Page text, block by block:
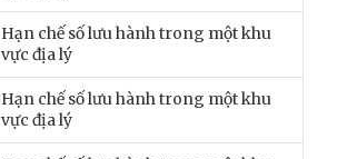
Hạn chế số lưu hành trong một khu
vực địa lý
Hạn chế số lưu hành trong một khu
vực địa lý